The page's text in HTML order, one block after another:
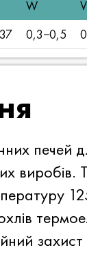
W V
0,3−0,5
печей